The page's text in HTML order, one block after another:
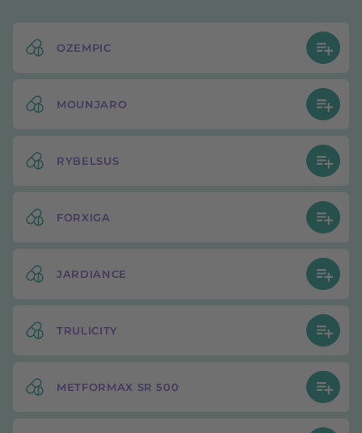
OZEMPIC
MOUNJARO
RYBELSUS
FORXIGA
JARDIANCE
TRULICITY
METFORMAX SR 500